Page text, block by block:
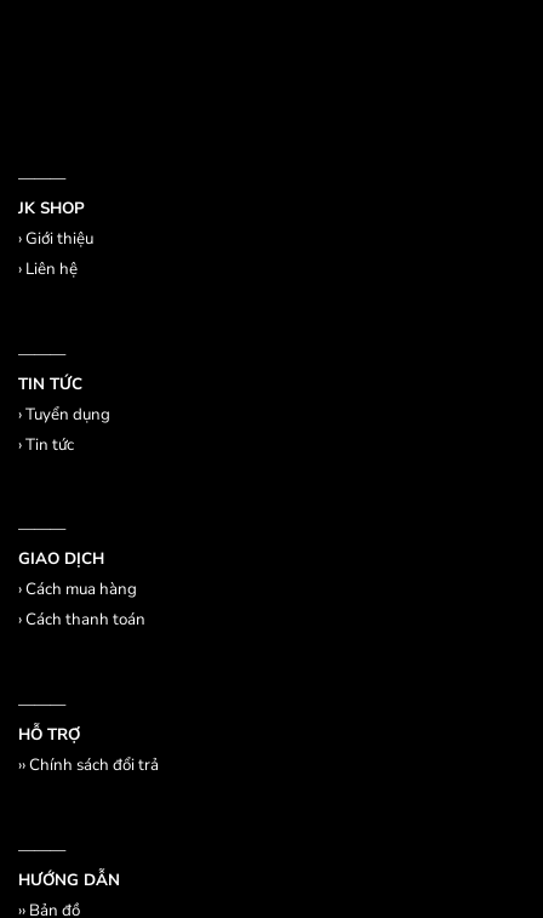
———
JK SHOP
›Giới thiệu
› Liên hệ
———
TIN TỨC
›Tuyển dụng
›Tin tức
———
GIAO DỊCH
›Cách mua hàng
›Cách thanh toán
———
HỖ TRỢ
››Chính sách đổi trả
———
HƯỚNG DẪN
›› Bản đồ